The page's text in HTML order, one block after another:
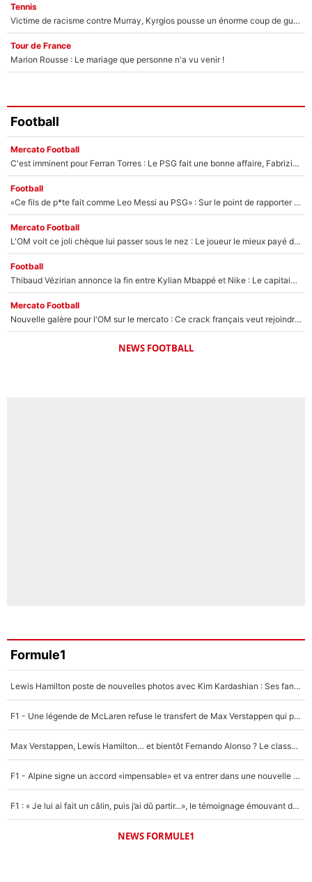
Tennis
Victime de racisme contre Murray, Kyrgios pousse un énorme coup de gueule !
Tour de France
Marion Rousse : Le mariage que personne n'a vu venir !
Football
Mercato Football
C'est imminent pour Ferran Torres : Le PSG fait une bonne affaire, Fabrizio Romano révèle le vrai prix du joueur !
Football
«Ce fils de p*te fait comme Leo Messi au PSG» : Sur le point de rapporter gros à l'OM, Facundo Medina raconte son clash avec des supporters !
Mercato Football
L'OM voit ce joli chèque lui passer sous le nez : Le joueur le mieux payé du club refuse de partir, son transfert est annulé à la dernière minute !
Football
Thibaud Vézirian annonce la fin entre Kylian Mbappé et Nike : Le capitaine de l'équipe de France lui répond sur Instagram !
Mercato Football
Nouvelle galère pour l'OM sur le mercato : Ce crack français veut rejoindre le PSG, il a déjà donné son accord pour signer à Paris !
NEWS FOOTBALL
Formule1
Lewis Hamilton poste de nouvelles photos avec Kim Kardashian : Ses fans le voient déjà redevenir champion du monde de F1 grâce à elle !
F1 - Une légende de McLaren refuse le transfert de Max Verstappen qui pourrait «faire des vagues» et plomber l'ambiance dans l'équipe
Max Verstappen, Lewis Hamilton… et bientôt Fernando Alonso ? Le classement des pilotes les mieux payés en Formule 1 risque de changer !
F1 - Alpine signe un accord «impensable» et va entrer dans une nouvelle dimension : Grande nouvelle pour Pierre Gasly !
F1 : « Je lui ai fait un câlin, puis j’ai dû partir...», le témoignage émouvant de Max Verstappen sur sa fille
NEWS FORMULE1